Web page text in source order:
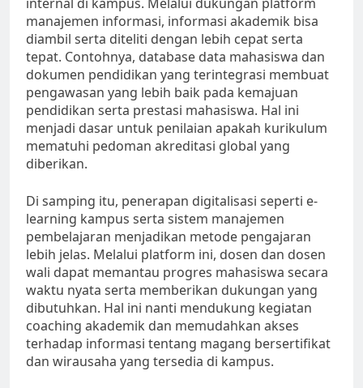
manajemen informasi, informasi akademik bisa
diambil serta diteliti dengan lebih cepat serta
tepat. Contohnya, database data mahasiswa dan
dokumen pendidikan yang terintegrasi membuat
pengawasan yang lebih baik pada kemajuan
pendidikan serta prestasi mahasiswa. Hal ini
menjadi dasar untuk penilaian apakah kurikulum
mematuhi pedoman akreditasi global yang
diberikan.
Di samping itu, penerapan digitalisasi seperti e-
learning kampus serta sistem manajemen
pembelajaran menjadikan metode pengajaran
lebih jelas. Melalui platform ini, dosen dan dosen
wali dapat memantau progres mahasiswa secara
waktu nyata serta memberikan dukungan yang
dibutuhkan. Hal ini nanti mendukung kegiatan
coaching akademik dan memudahkan akses
terhadap informasi tentang magang bersertifikat
dan wirausaha yang tersedia di kampus.